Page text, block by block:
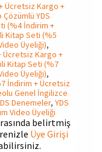
Ücretsiz Kargo +
Çözümlü YDS
(%4 İndirim +
Kitap Seti (%5
Üyeliği),
Ücretsiz Kargo +
Kitap Seti (%7
Üyeliği),
İndirim + Ücretsiz
Genel İngilizce
Denemeler, YDS
Video Üyeliği
belirtmiş
Üye Girişi